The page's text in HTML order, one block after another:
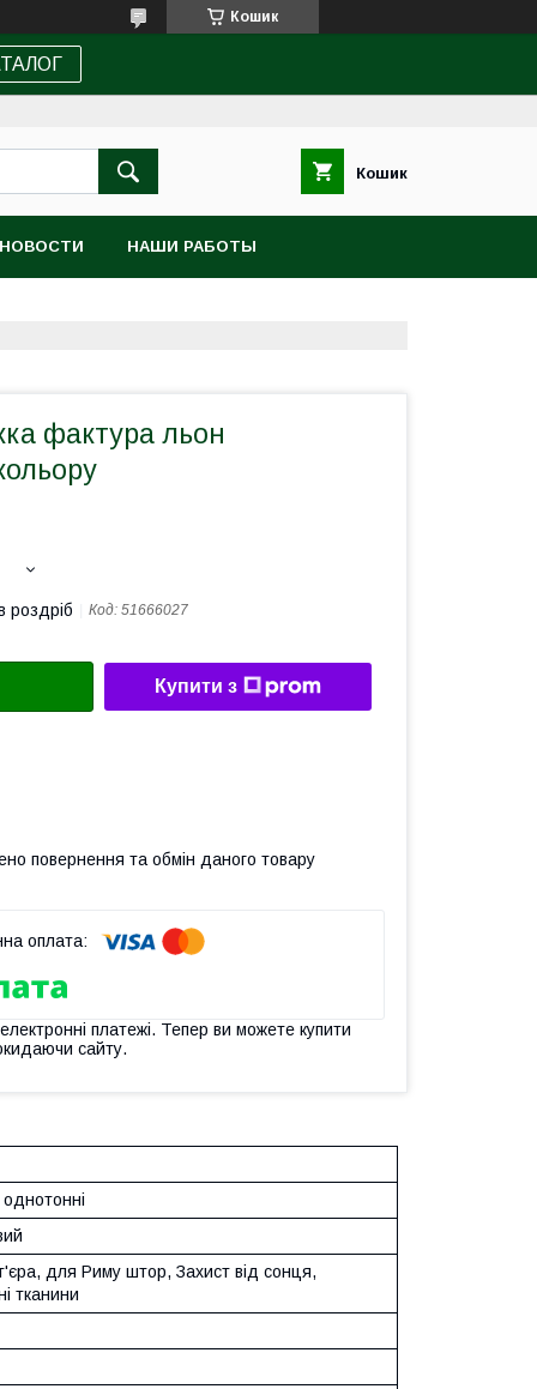
Кошик
Кошик
НОВОСТИ НАШИ РАБОТЫ
фактура льон
роздріб Код: 51666027
Купити з
повернення та обмін даного товару
платежі. Тепер ви можете купити
сайту.
для Риму штор, Захист від сонця,
тканини